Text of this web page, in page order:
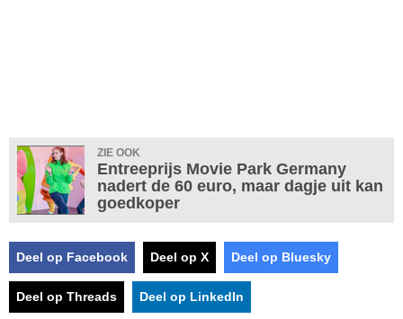
ZIE OOK
Entreeprijs Movie Park Germany
nadert de 60 euro, maar dagje uit kan
goedkoper
Deel op Facebook Deel op X Deel op Bluesky
Deel op Threads Deel op LinkedIn